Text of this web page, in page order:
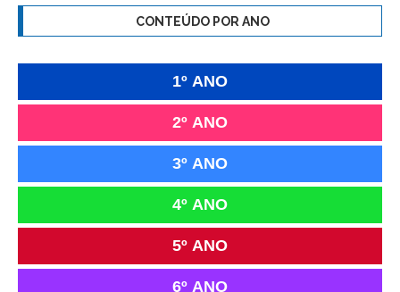
CONTEÚDO POR ANO
1º ANO
2º ANO
3º ANO
4º ANO
5º ANO
6º ANO